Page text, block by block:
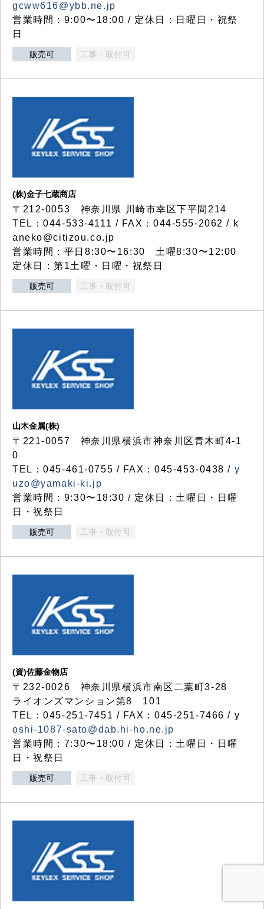
gcww616@ybb.ne.jp
営業時間：9:00〜18:00 / 定休日：日曜日・祝祭
日
販売可 工事・取付可
(株)金子七蔵商店
〒212-0053 神奈川県 川崎市幸区下平間214
TEL：044-533-4111 / FAX：044-555-2062 / k
aneko@citizou.co.jp
営業時間：平日8:30〜16:30 土曜8:30〜12:00
定休日：第1土曜・日曜・祝祭日
販売可 工事・取付可
山木金属(株)
〒221-0057 神奈川県横浜市神奈川区青木町4-1
0
TEL：045-461-0755 / FAX：045-453-0438 / y
uzo@yamaki-ki.jp
営業時間：9:30〜18:30 / 定休日：土曜日・日曜
日・祝祭日
販売可 工事・取付可
(資)佐藤金物店
〒232-0026 神奈川県横浜市南区二葉町3-28
ライオンズマンション第8 101
TEL：045-251-7451 / FAX：045-251-7466 / y
oshi-1087-sato@dab.hi-ho.ne.jp
営業時間：7:30〜18:00 / 定休日：土曜日・日曜
日・祝祭日
販売可 工事・取付可